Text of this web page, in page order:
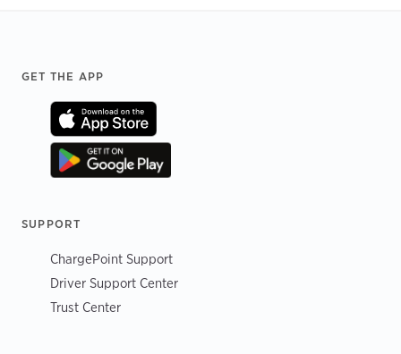
Footer
GET THE APP
SUPPORT
ChargePoint Support
Driver Support Center
Trust Center